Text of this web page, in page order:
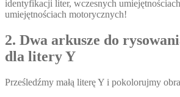
identyfikacji liter, wczesnych
umiejętnościach motorycznych!
2. Dwa arkusze do
dla litery Y
Prześledźmy małą literę Y i pokolorujmy